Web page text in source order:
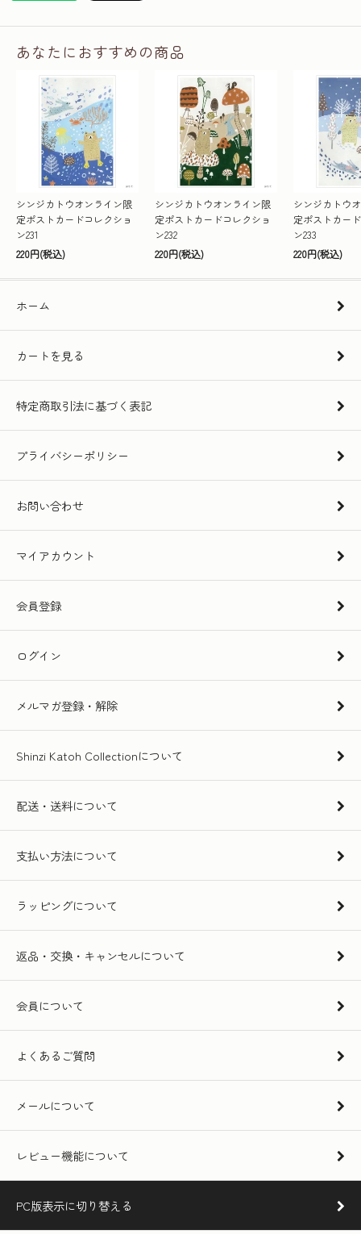
あなたにおすすめの商品
シンジカトウオンライン限
定ポストカードコレクショ
ン231
220円(税込)
シンジカトウオンライン限
定ポストカードコレクショ
ン232
220円(税込)
シンジカトウ
定ポストカー
ン233
220円(税込)
ホーム
カートを見る
特定商取引法に基づく表記
プライバシーポリシー
お問い合わせ
マイアカウント
会員登録
ログイン
メルマガ登録・解除
Shinzi Katoh Collectionについて
配送・送料について
支払い方法について
ラッピングについて
返品・交換・キャンセルについて
会員について
よくあるご質問
メールについて
レビュー機能について
PC版表示に切り替える